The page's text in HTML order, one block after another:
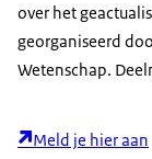
over het
georganiseerd
Wetenschap.
Meld je hier aan